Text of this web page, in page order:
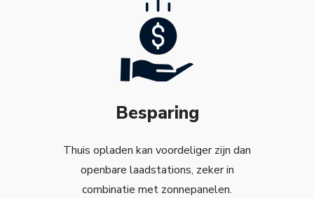
Besparing
Thuis opladen kan voordeliger zijn dan
openbare laadstations, zeker in
combinatie met zonnepanelen.